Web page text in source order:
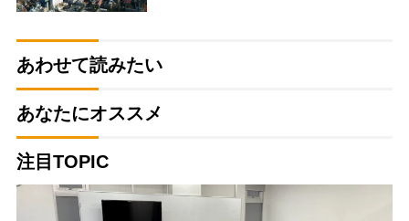
あわせて読みたい
あなたにオススメ
注目TOPIC